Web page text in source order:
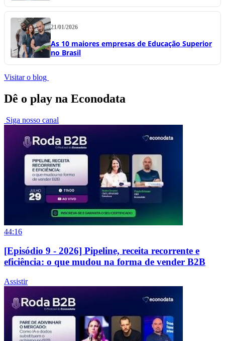
21/01/2026
As 10 maiores empresas de Educação Superior
no Brasil
Visitar o blog
Dê o play na Econodata
Siga nosso canal
44:16
[Episódio 9 - 2026] Pipeline, receita recorrente e
eficiência: o que mudou na forma de vender B2B
Assistir